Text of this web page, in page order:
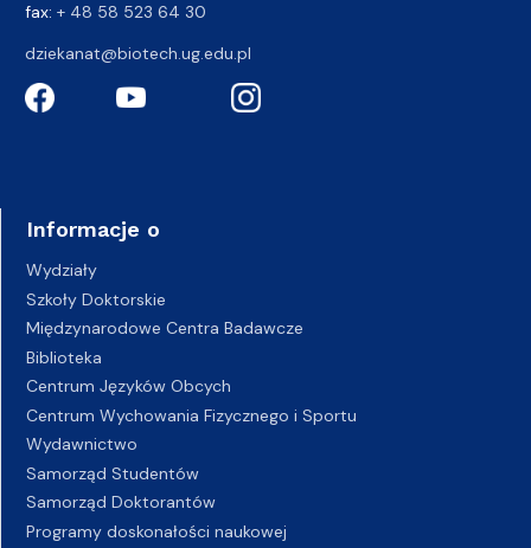
fax: + 48 58 523 64 30
dziekanat@biotech.ug.edu.pl
Informacje o
Wydziały
Szkoły Doktorskie
Międzynarodowe Centra Badawcze
Biblioteka
Centrum Języków Obcych
Centrum Wychowania Fizycznego i Sportu
Wydawnictwo
Samorząd Studentów
Samorząd Doktorantów
Programy doskonałości naukowej